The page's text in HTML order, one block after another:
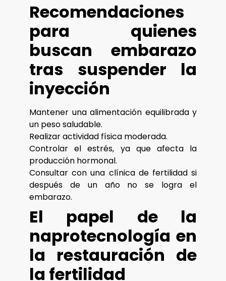
Recomendaciones
para quienes
buscan embarazo
tras suspender la
inyección
Mantener una alimentación equilibrada y
un peso saludable.
Realizar actividad física moderada.
Controlar el estrés, ya que afecta la
producción hormonal.
Consultar con una clínica de fertilidad si
después de un año no se logra el
embarazo.
El papel de la
naprotecnología en
la restauración de
la fertilidad